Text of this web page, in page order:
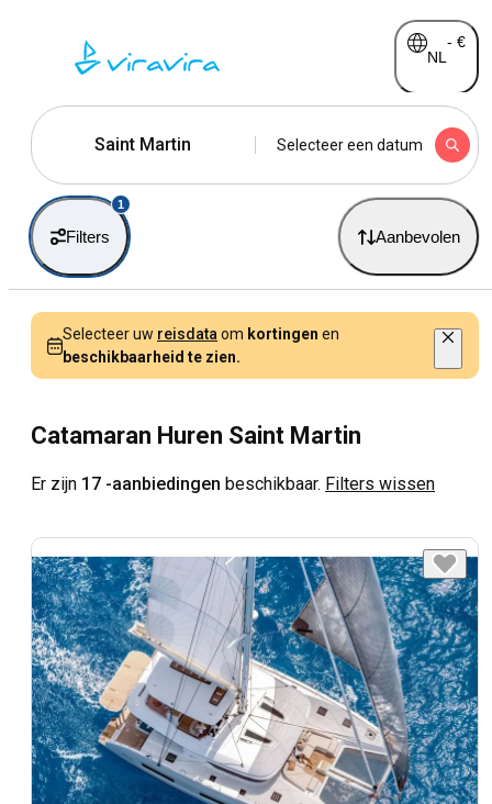
NL
- €
Saint Martin Selecteer een datum
Filters
1
Aanbevolen
Selecteer uw reisdata om kortingen en
beschikbaarheid te zien.
Catamaran Huren Saint Martin
Er zijn 17 -aanbiedingen beschikbaar. Filters wissen